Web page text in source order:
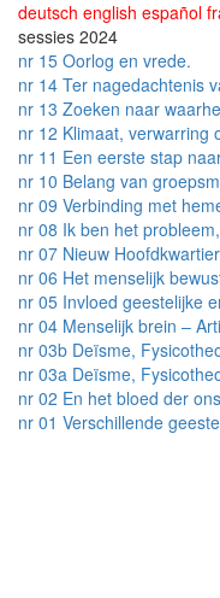
deutsch english español
sessies 2024
nr 15 Oorlog en vrede.
nr 14 Ter nagedachtenis
nr 13 Zoeken naar
nr 12 Klimaat, verwarring
nr 11 Een eerste stap
nr 10 Belang van
nr 09 Verbinding met
nr 08 Ik ben het
nr 07 Nieuw
nr 06 Het menselijk
nr 05 Invloed geestelijke
nr 04 Menselijk brein –
nr 03b Deïsme,
nr 03a Deïsme,
nr 02 En het bloed der
nr 01 Verschillende